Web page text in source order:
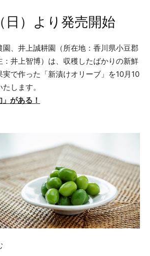
日）より発売開始
園、井上誠耕園（所在地：香川県小豆郡
井上智博）は、収穫したばかりの新鮮
実で作った「新漬けオリーブ」を10月10
します。
がある！